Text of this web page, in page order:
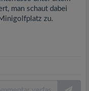
man schaut dabei
zu.